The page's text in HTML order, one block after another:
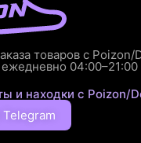
товаров с Poizon/
ежедневно
и находки с Poizon/